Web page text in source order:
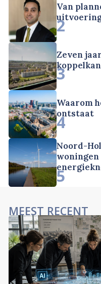
Van
2
Zeven
3
Waarom
ontstaat
4
Noord-
5
MEEST RECENT